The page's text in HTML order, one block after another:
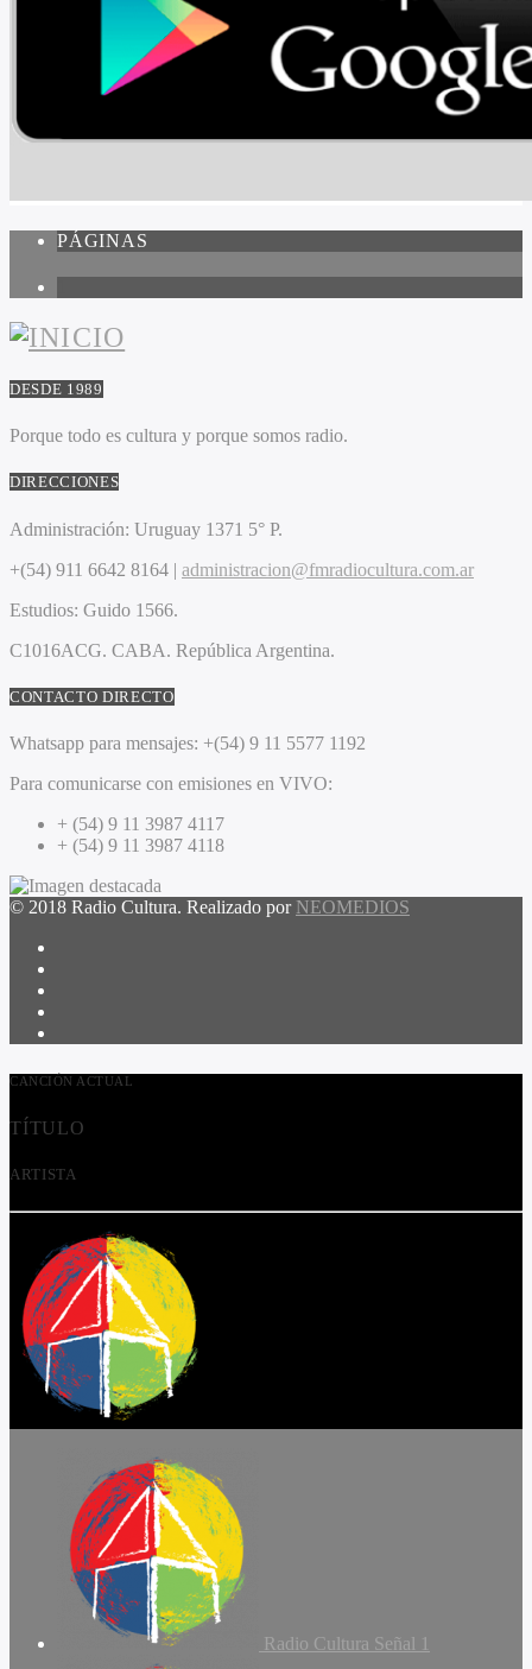
PÁGINAS
DESDE 1989
Porque todo es cultura y porque somos radio.
DIRECCIONES
Administración: Uruguay 1371 5° P.
+(54) 911 6642 8164 | administracion@fmradiocultura.com.ar
Estudios: Guido 1566.
C1016ACG. CABA. República Argentina.
CONTACTO DIRECTO
Whatsapp para mensajes: +(54) 9 11 5577 1192
Para comunicarse con emisiones en VIVO:
+ (54) 9 11 3987 4117
+ (54) 9 11 3987 4118
© 2018 Radio Cultura. Realizado por NEOMEDIOS
CANCIÓN ACTUAL
TÍTULO
ARTISTA
Radio Cultura Señal 1